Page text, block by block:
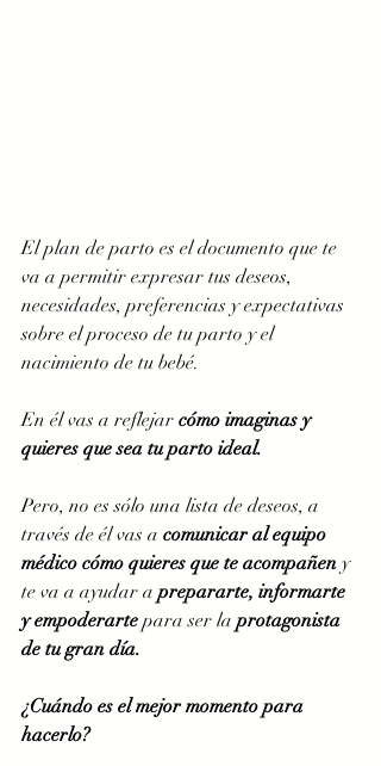
El plan de parto es el documento que te
va a permitir expresar tus deseos,
necesidades, preferencias y expectativas
sobre el proceso de tu parto y el
nacimiento de tu bebé.
En él vas a reflejar cómo imaginas y
quieres que sea tu parto ideal.
Pero, no es sólo una lista de deseos, a
través de él vas a comunicar al equipo
médico cómo quieres que te acompañen y
te va a ayudar a prepararte, informarte
y empoderarte para ser la protagonista
de tu gran día.
¿Cuándo es el mejor momento para
hacerlo?